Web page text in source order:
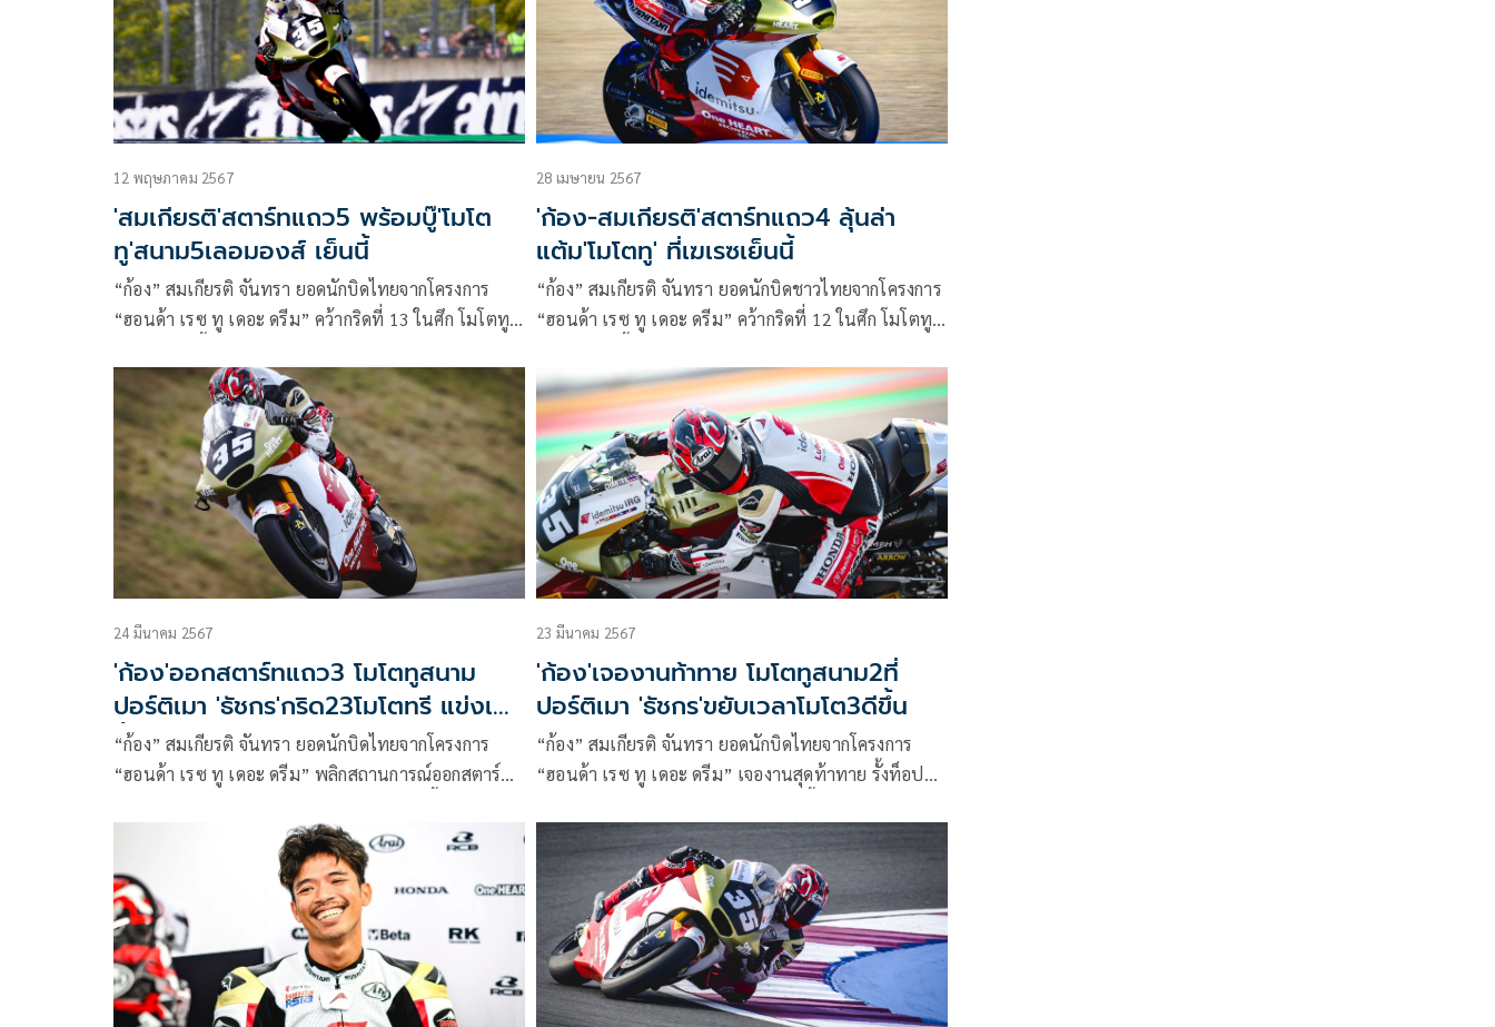
ลุ้นโพเดียมที่ ออโตโดรโม อินเตอร์นาซินาเล เดล มู
เจลโล ประเทศอิตาลี สุดสัปดาห์นี้
12 พฤษภาคม 2567
'สมเกียรติ'สตาร์ทแถว5 พร้อมบู๊'โมโต
ทู'สนาม5เลอมองส์ เย็นนี้
“ก้อง” สมเกียรติ จันทรา ยอดนักบิดไทยจากโครงการ
“ฮอนด้า เรซ ทู เดอะ ดรีม” คว้ากริดที่ 13 ในศึก โมโตทู
ปรีซ์ ด้วยเวลาต่อรอบ 1 นาที 35.849 วินาที หลังผ่า
นการควอลิฟายวันเสาร์ที่ผ่านมา ได้เริ่มเกมจากแถวที่ 5
เพื่อไล่ล่าอันดับในวันอาทิตย์นี้ ที่ เลอมองส์ เซอร์กิต
28 เมษายน 2567
'ก้อง-สมเกียรติ'สตาร์ทแถว4 ลุ้นล่า
แต้ม'โมโตทู' ที่เฆเรซเย็นนี้
“ก้อง” สมเกียรติ จันทรา ยอดนักบิดชาวไทยจากโครงการ
“ฮอนด้า เรซ ทู เดอะ ดรีม” คว้ากริดที่ 12 ในศึก โมโตทู
แถว 4 วันอาทิตย์นี้ ขณะ “ก๊องส์” ธัชกร บัวศรี ดาวรุ่งรุ่น
น้องออกตัวแถว 9 โมโตทรี ที่ เซอร์กิโต เด เฆเรซ
ประเทศสเปน
24 มีนาคม 2567
'ก้อง'ออกสตาร์ทแถว3 โมโตทูสนาม
ปอร์ติเมา 'ธัชกร'กริด23โมโตทรี แข่งเย็น
นี้
“ก้อง” สมเกียรติ จันทรา ยอดนักบิดไทยจากโครงการ
“ฮอนด้า เรซ ทู เดอะ ดรีม” พลิกสถานการณ์ออกสตาร์ต
สนาม 2 ขณะ “ก๊องส์” ธัชกร บัวศรี ดาวรุ่งชาวไทยใน โม
โตทรี ยกระดับความเร็วต่อเนื่องซิวกริดที่ 23 ก่อนลุ้นล่า
แต้มวันอาทิตย์นี้ ที่ โปรตุเกส
23 มีนาคม 2567
'ก้อง'เจองานท้าทาย โมโตทูสนาม2ที่
ปอร์ติเมา 'ธัชกร'ขยับเวลาโมโต3ดีขึ้น
“ก้อง” สมเกียรติ จันทรา ยอดนักบิดไทยจากโครงการ
“ฮอนด้า เรซ ทู เดอะ ดรีม” เจองานสุดท้าทาย รั้งท็อป
สนาม 2 โปรตุกีส กรังด์ปรีซ์ ขณะ “ก๊องส์” ธัชกร บัวศรี
ดาวรุ่งชาวไทยยกระดับต่อเนื่องในรุ่น โมโตทรี เวิลด์
แชมเปี้ยนชิพ ก่อนลุ้นล่าอันดับที่ ปอร์ติเมา สุดสัปดาห์นี้